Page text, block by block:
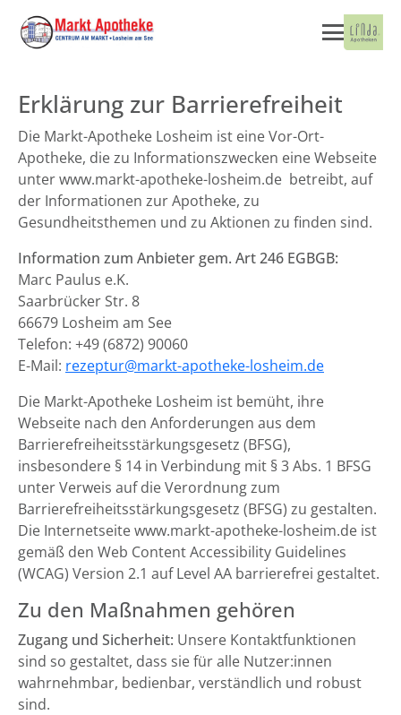
Erklärung zur Barrierefreiheit
Die Markt-Apotheke Losheim ist eine Vor-Ort-
Apotheke, die zu Informationszwecken eine Webseite
unter www.markt-apotheke-losheim.de betreibt, auf
der Informationen zur Apotheke, zu
Gesundheitsthemen und zu Aktionen zu finden sind.
Information zum Anbieter gem. Art 246 EGBGB:
Marc Paulus e.K.
Saarbrücker Str. 8
66679 Losheim am See
Telefon: +49 (6872) 90060
E-Mail: rezeptur@markt-apotheke-losheim.de
Die Markt-Apotheke Losheim ist bemüht, ihre
Webseite nach den Anforderungen aus dem
Barrierefreiheitsstärkungsgesetz (BFSG),
insbesondere § 14 in Verbindung mit § 3 Abs. 1 BFSG
unter Verweis auf die Verordnung zum
Barrierefreiheitsstärkungsgesetz (BFSG) zu gestalten.
Die Internetseite www.markt-apotheke-losheim.de ist
gemäß den Web Content Accessibility Guidelines
(WCAG) Version 2.1 auf Level AA barrierefrei gestaltet.
Zu den Maßnahmen gehören
Zugang und Sicherheit: Unsere Kontaktfunktionen
sind so gestaltet, dass sie für alle Nutzer:innen
wahrnehmbar, bedienbar, verständlich und robust
sind.